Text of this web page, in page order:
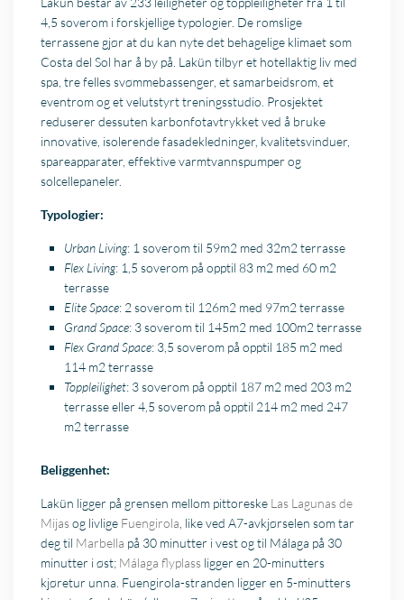
4,5 soverom i forskjellige typologier. De romslige
terrassene gjør at du kan nyte det behagelige klimaet som
Costa del Sol har å by på. Lakün tilbyr et hotellaktig liv med
spa, tre felles svømmebassenger, et samarbeidsrom, et
eventrom og et velutstyrt treningsstudio. Prosjektet
reduserer dessuten karbonfotavtrykket ved å bruke
innovative, isolerende fasadekledninger, kvalitetsvinduer,
spareapparater, effektive varmtvannspumper og
solcellepaneler.
Typologier:
Urban Living: 1 soverom til 59m2 med 32m2 terrasse
Flex Living: 1,5 soverom på opptil 83 m2 med 60 m2
terrasse
Elite Space: 2 soverom til 126m2 med 97m2 terrasse
Grand Space: 3 soverom til 145m2 med 100m2 terrasse
Flex Grand Space: 3,5 soverom på opptil 185 m2 med
114 m2 terrasse
Toppleilighet: 3 soverom på opptil 187 m2 med 203 m2
terrasse eller 4,5 soverom på opptil 214 m2 med 247
m2 terrasse
Beliggenhet:
Lakün ligger på grensen mellom pittoreske Las Lagunas de
Mijasog livlige Fuengirola , like ved A7-avkjørselen som tar
deg til Marbella på 30 minutter i vest og til Málaga på 30
minutter i øst; Málaga flyplass ligger en 20-minutters
kjøretur unna. Fuengirola-stranden ligger en 5-minutters